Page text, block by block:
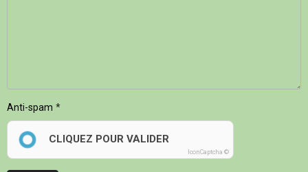
Anti-spam
CLIQUEZ POUR VALIDER
IconCaptcha ©